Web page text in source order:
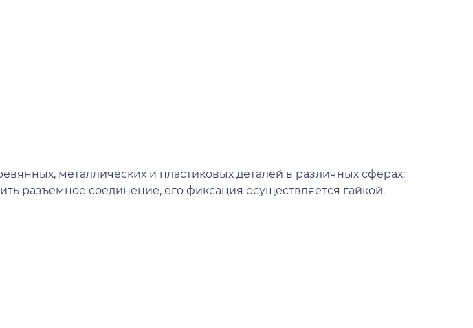
металлических и пластиковых деталей в различных сферах:
разъемное соединение, его фиксация осуществляется гайкой.